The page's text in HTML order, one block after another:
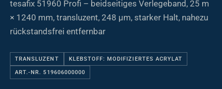
tesafix 51960 Profi – beidseitiges Verlegeband, 25 m
× 1240 mm, transluzent, 248 µm, starker Halt, nahezu
rückstandsfrei entfernbar
TRANSLUZENT KLEBSTOFF: MODIFIZIERTES ACRYLAT
ART.-NR. 519606000000